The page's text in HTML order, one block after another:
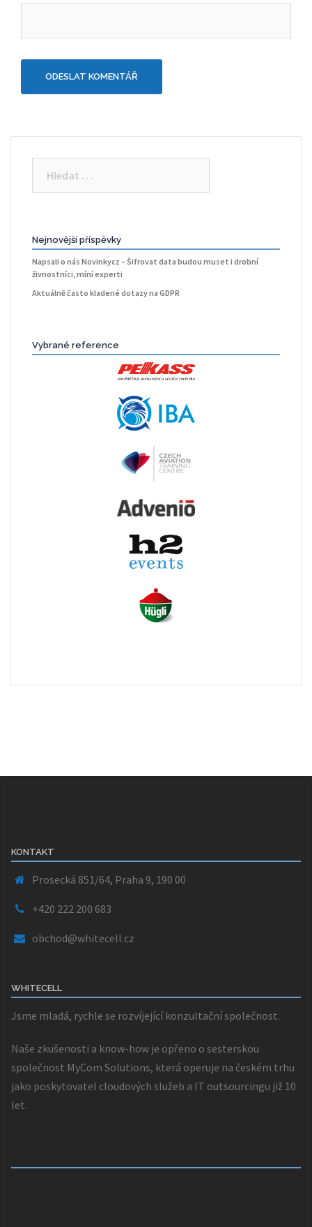
Nejnovější příspěvky
Napsali o nás Novinkycz – Šifrovat data budou muset i drobní
živnostníci, míní experti
Aktuálně často kladené dotazy na GDPR
Vybrané reference
KONTAKT
Prosecká 851/64, Praha 9, 190 00
+420 222 200 683
obchod@whitecell.cz
WHITECELL
Jsme mladá, rychle se rozvíjející konzultační společnost.
Naše zkušenosti a know-how je opřeno o sesterskou
společnost MyCom Solutions, která operuje na českém trhu
jako poskytovatel cloudových služeb a IT outsourcingu již 10
let.